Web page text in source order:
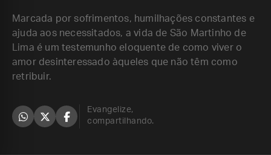
Marcada por sofrimentos, humilhações constantes e
ajuda aos necessitados, a vida de São Martinho de
Lima é um testemunho eloquente de como viver o
amor desinteressado àqueles que não têm como
retribuir.
Evangelize,
compartilhando.